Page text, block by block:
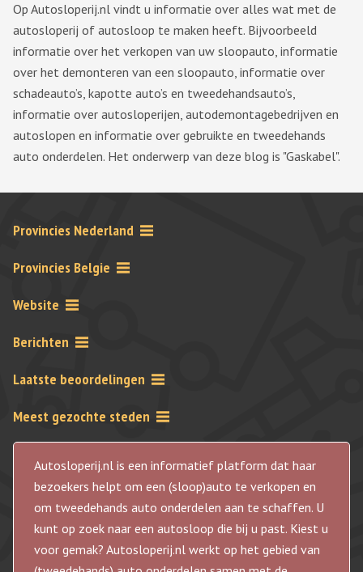
Op Autosloperij.nl vindt u informatie over alles wat met de
autosloperij of autosloop te maken heeft. Bijvoorbeeld
informatie over het verkopen van uw sloopauto, informatie
over het demonteren van een sloopauto, informatie over
schadeauto’s, kapotte auto’s en tweedehandsauto’s,
informatie over autosloperijen, autodemontagebedrijven en
autoslopen en informatie over gebruikte en tweedehands
auto onderdelen. Het onderwerp van deze blog is "Gaskabel".
Provincies Nederland
Provincies Belgie
Website
Berichten
Laatste beoordelingen
Meest gezochte steden
Autosloperij.nl is een informatief platform dat haar
bezoekers helpt om een (sloop)auto te verkopen en
om tweedehands auto onderdelen aan te schaffen. U
kunt op zoek naar een autosloop die bij u past. Kiest u
voor gemak? Autosloperij.nl werkt op het gebied van